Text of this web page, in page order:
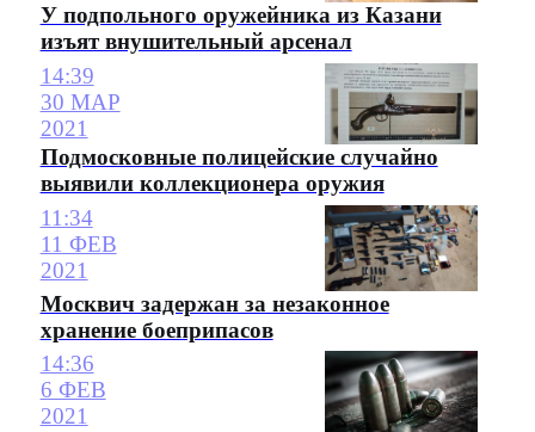
У подпольного оружейника из Казани
изъят внушительный арсенал
14:39
30 МАР
2021
Подмосковные полицейские случайно
выявили коллекционера оружия
11:34
11 ФЕВ
2021
Москвич задержан за незаконное
хранение боеприпасов
14:36
6 ФЕВ
2021